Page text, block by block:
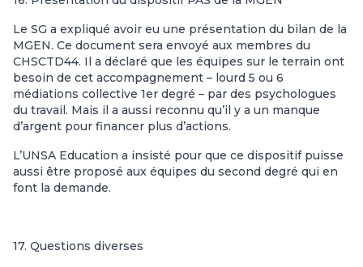
Le SG a expliqué avoir eu une présentation du bilan de la
MGEN. Ce document sera envoyé aux membres du
CHSCTD44. Il a déclaré que les équipes sur le terrain ont
besoin de cet accompagnement – lourd 5 ou 6
médiations collective 1er degré – par des psychologues
du travail. Mais il a aussi reconnu qu’il y a un manque
d’argent pour financer plus d’actions.
L’UNSA Education a insisté pour que ce dispositif puisse
aussi être proposé aux équipes du second degré qui en
font la demande.
17. Questions diverses